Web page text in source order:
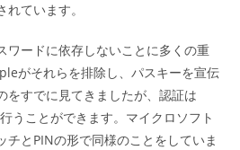
ています。
ワードに依存しないことに多くの重
がそれらを排除し、パスキーを宣伝
をすでに見てきましたが、認証は
うことができます。マイクロソフト
チとPINの形で同様のことをしていま